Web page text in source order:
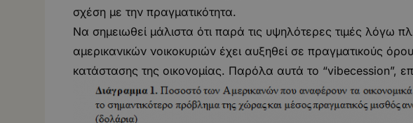
σχέση με την πραγματικότητα.
Να σημειωθεί μάλιστα ότι παρά τις υψηλότερες τιμές λόγω
αμερικανικών νοικοκυριών έχει αυξηθεί σε πραγματικούς
κατάστασης της οικονομίας. Παρόλα αυτά το “vibecession”,